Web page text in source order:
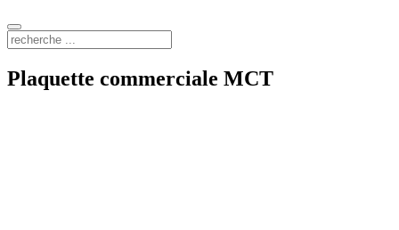
Plaquette commerciale MCT